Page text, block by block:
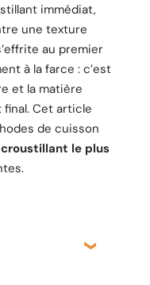
immédiat,
une texture
au premier
à la farce : c’est
et la matière
Cet article
de cuisson
croustillant le plus